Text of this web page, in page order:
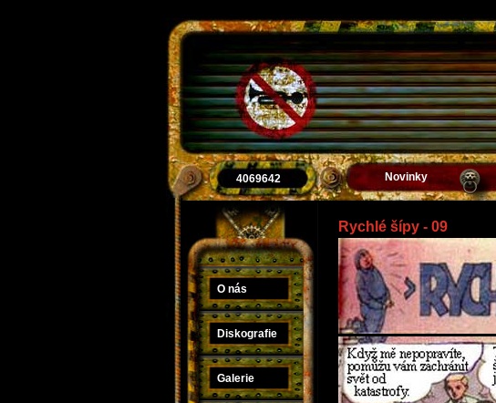
4069642 Novinky
O nás
Diskografie
Galerie
Rychlé šípy - 09